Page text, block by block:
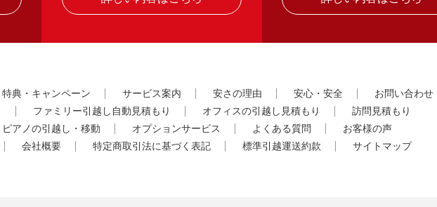
特典・キャンペーン サービス案内 安さの理由 安心・安全
お問い合わせ
ファミリー引越し自動見積もり オフィスの引越し見積もり
訪問見積もり
ピアノの引越し・移動 オプションサービス よくある質問
お客様の声
会社概要 特定商取引法に基づく表記 標準引越運送約款 サイトマップ